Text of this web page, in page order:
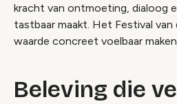
kracht van ontmoeting, dialoog
tastbaar maakt. Het Festival van
waarde concreet voelbaar maken.
Beleving die